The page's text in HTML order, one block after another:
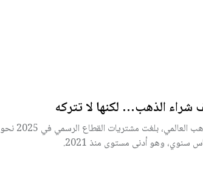
شراء الذهب… لكنها لا تتركه